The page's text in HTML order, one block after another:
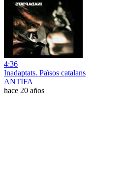
4:36
Inadaptats. Països catalans
ANTIFA
hace 20 años